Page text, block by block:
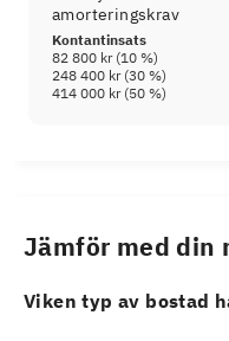
amorteringskrav
Kontantinsats
82 800 kr(10 %)
248 400 kr(30 %)
414 000 kr(50 %)
Jämför med din
Viken typ av bostad